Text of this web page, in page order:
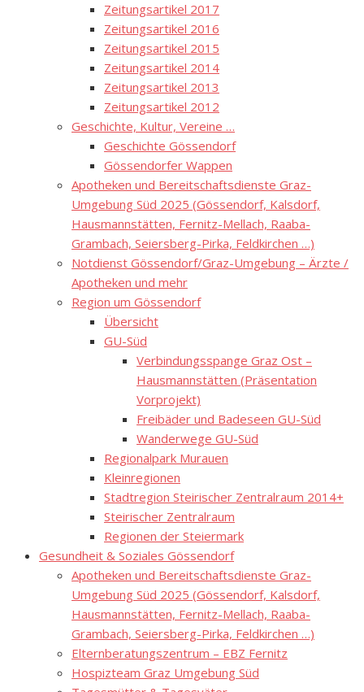
Zeitungsartikel 2017
Zeitungsartikel 2016
Zeitungsartikel 2015
Zeitungsartikel 2014
Zeitungsartikel 2013
Zeitungsartikel 2012
Geschichte, Kultur, Vereine …
Geschichte Gössendorf
Gössendorfer Wappen
Apotheken und Bereitschaftsdienste Graz-
Umgebung Süd 2025 (Gössendorf, Kalsdorf,
Hausmannstätten, Fernitz-Mellach, Raaba-
Grambach, Seiersberg-Pirka, Feldkirchen …)
Notdienst Gössendorf/Graz-Umgebung – Ärzte /
Apotheken und mehr
Region um Gössendorf
Übersicht
GU-Süd
Verbindungsspange Graz Ost –
Hausmannstätten (Präsentation
Vorprojekt)
Freibäder und Badeseen GU-Süd
Wanderwege GU-Süd
Regionalpark Murauen
Kleinregionen
Stadtregion Steirischer Zentralraum 2014+
Steirischer Zentralraum
Regionen der Steiermark
Gesundheit & Soziales Gössendorf
Apotheken und Bereitschaftsdienste Graz-
Umgebung Süd 2025 (Gössendorf, Kalsdorf,
Hausmannstätten, Fernitz-Mellach, Raaba-
Grambach, Seiersberg-Pirka, Feldkirchen …)
Elternberatungszentrum – EBZ Fernitz
Hospizteam Graz Umgebung Süd